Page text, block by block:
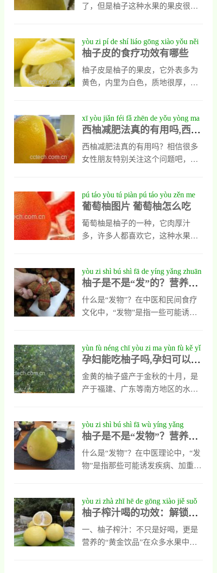
节，适量食用柚子可以增强免疫
预防便秘问题。对于需要控制体
常见的品种包括沙田柚、琯溪蜜
月），因此3月份的柚子属于越冬
果，也就是冬季储存后进入春季的
果品。二、3月份柚子的营养价值是
否下降？柚子富含维生素C、膳食
采摘的当季
了，但是柚子这种水果的果皮很
的功效与作用是什么。其实柚子皮
的功效与作用很多，而且还可以入
药，接下来我就带大家去具体了解
一下。柚子皮的功效与作用 柚子皮
修完的房间中放一些柚子皮，可以
让空气中的有害物质快速消失，另
外把柚子放在冰箱中，还能去除冰
箱的异味，在处理海鲜和肉类以
是一种药用功效
yòu zi pí de shí liáo gōng xiào yǒu něi
xiē
柚子皮的食疗功效有哪些
柚子皮是柚子的果皮，它外表多为
黄色，内里为白色，质地很厚，平
用价值，它是一种功效出色的食疗
食材，接下来我会带大家具体了解
柚子皮的食疗功效有哪些，大家看
过以后，就会对柚子皮多些重视
以止咳平喘，对老年人高发的咳嗽
和气喘有很出色的治疗功效，平时
治疗时可以把柚子皮去掉表面的胶
质，切成细丝，直接用沸水冲泡，
除肺热，也能止
xī yòu jiǎn féi fǎ zhēn de yǒu yòng ma
xī yòu rú hé chī jiǎn féi
西柚减肥法真的有用吗,西柚
如何吃减肥
西柚减肥法真的有用吗？相信很多
女性朋友特别关注这个问题吧，下
这餐单进食法，在两个半月内大约
75日，应可减掉52磅，这餐单供医
院内有心脏问题而需要快速减肥去
进行心脏搭桥手术的病人。很健康
日，再停两日。如有需要再重复食
十二日，再停两日，如此类推。一
个阶段时间也就2周不到，适合我这
种没有毅力的人在午餐及晚餐中除
pú táo yòu tú piàn pú táo yòu zěn me
chī
葡萄柚图片 葡萄柚怎么吃
葡萄柚是柚子的一种，它肉厚汁
多，许多人都喜欢它，这种水果原
为了让大家认识和更好的食用这种
水果，小编把葡萄柚图片以及葡萄
柚怎么吃都介绍给大家葡萄柚图片
葡萄柚怎么吃制作葡萄柚生菜色拉
一，大家可以取一个葡萄柚，然后
去提外皮，用刀切成小块，然后再
取一棵生菜取其叶子，清洗干净，
然后切成大小均匀的块状。2、再准
用油以及柠檬汁等
yòu zi shì bú shì fā de yíng yǎng zhuān
jiā gào sù nǐ zhēn xiàng
柚子是不是“发”的？营养专
家告诉你真相
什么是“发物”？在中医和民间食疗
文化中，“发物”是指一些可能诱发
常具有较强的刺激性或温热属性，
容易引发人体的“上火”反应或诱发
原有疾病的复发。常见的“发物”包
括羊肉、海鲜、韭菜、辣椒等。而
是很多人关心的问题。柚子是不是
“发”的？从现代营养学与中医角度
综合来看，柚子不是典型的“发
物”。相反，它是一种营养价值高、
为，柚子性寒、味甘
yùn fù néng chī yòu zi ma yùn fù kě yǐ
chī yòu zi
孕妇能吃柚子吗,孕妇可以吃
柚子
金黄的柚子盛产于金秋的十月，是
产于福建、广东等南方地区的水
最具食疗效果的水果。带着孕妇能
吃柚子吗？这个问题，小编给首先
给大家分析柚子的营养及功效：柚
子营养价值及功效营养元素柚子含
磷、枸橼酸等。柚皮主要成分有柚
皮甙、新橙皮甙等，柚核含有脂肪
油、黄柏酮、黄柏内酯等。柚子营
养丰富，每100克可食部分，含水分
yòu zi shì bú shì fā wù yíng yǎng
zhuān jiā dài nǐ kē xué jiě dú
柚子是不是“发物”？营养专
家带你科学解读
什么是“发物”？在中医理论中，“发
物”是指那些可能诱发疾病、加重旧
笋等。很多人在术后恢复、皮肤病
发作或感冒期间都会避免食用这些
食物。但“发物”这个概念在现代营
养学中并没有明确的对应定义。它
yòu zi zhà zhī hē de gōng xiào jiě suǒ
zhè yī bēi tiān rán jiàn kāng de mì mì
柚子榨汁喝的功效：解锁这
一杯天然健康的秘密
一、柚子榨汁：不只是好喝，更是
营养的“黄金饮品”在众多水果中，